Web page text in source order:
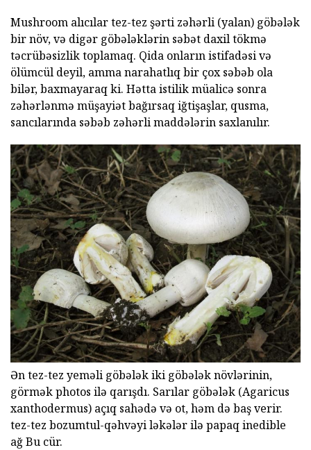
Mushroom alıcılar tez-tez şərti zəhərli (yalan) göbələk
bir növ, və digər göbələklərin səbət daxil tökmə
təcrübəsizlik toplamaq. Qida onların istifadəsi və
ölümcül deyil, amma narahatlıq bir çox səbəb ola
bilər, baxmayaraq ki. Hətta istilik müalicə sonra
zəhərlənmə müşayiət bağırsaq iğtişaşlar, qusma,
sancılarında səbəb zəhərli maddələrin saxlanılır.
Ən tez-tez yeməli göbələk iki göbələk növlərinin,
görmək photos ilə qarışdı. Sarılar göbələk (Agaricus
xanthodermus) açıq sahədə və ot, həm də baş verir.
tez-tez bozumtul-qəhvəyi ləkələr ilə papaq inedible
ağ Bu cür.